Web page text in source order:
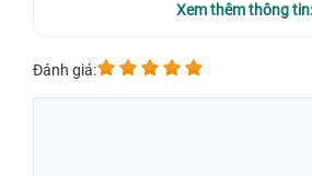
Xem thêm thông tin
Đánh giá: